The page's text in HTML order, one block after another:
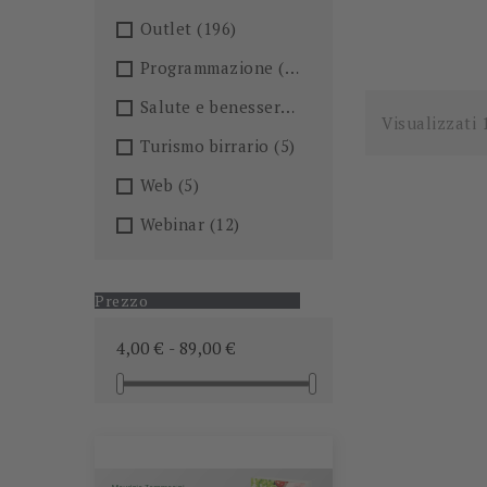
Outlet (196)
Programmazione (26)
Salute e benessere
Turismo birrario (5)
Web (5)
Webinar (12)
Prezzo
4,00 € - 89,00 €
Visualizzati